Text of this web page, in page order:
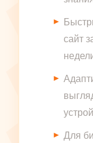
сайт
Для